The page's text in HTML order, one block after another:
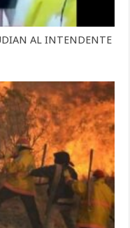
AL INTENDENTE